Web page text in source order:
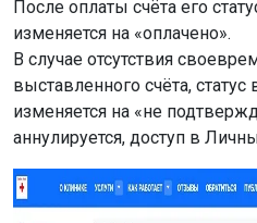
После оплаты счёта его
изменяется на «оплачено».
В случае отсутствия
выставленного счёта,
изменяется на «не
аннулируется, доступ в